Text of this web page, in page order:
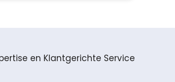
en Klantgerichte Service